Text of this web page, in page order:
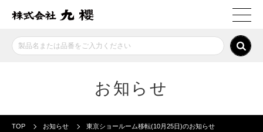
お知らせ
TOP お知らせ 東京ショールーム移転(10月25日)のお知らせ